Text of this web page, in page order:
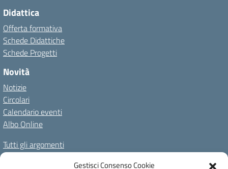
Gestisci Consenso Cookie
Didattica
Offerta formativa
Schede Didattiche
Schede Progetti
Novità
Notizie
Circolari
Calendario eventi
Albo Online
Tutti gli argomenti
Il nostro territorio